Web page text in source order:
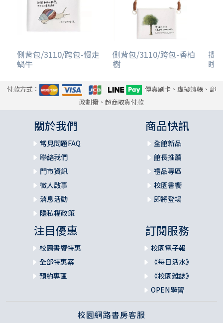
側背包/3110/跨包-慢走
蝸牛
側背包/3110/跨包-香柏
樹
提
睡
付款方式：
傳真刷卡、虛擬轉帳、郵
政劃撥、超商取貨付款
關於我們
常見問題FAQ
聯絡我們
門市資訊
徵人啟事
消息活動
隱私權政策
商品快訊
全館新品
館長推薦
禮品專區
校園書饗
即將登場
注目優惠
校園書饗特惠
全部特惠案
預約專區
訂閱服務
校園電子報
《每日活水》
《校園雜誌》
OPEN學習
校園網路書房客服